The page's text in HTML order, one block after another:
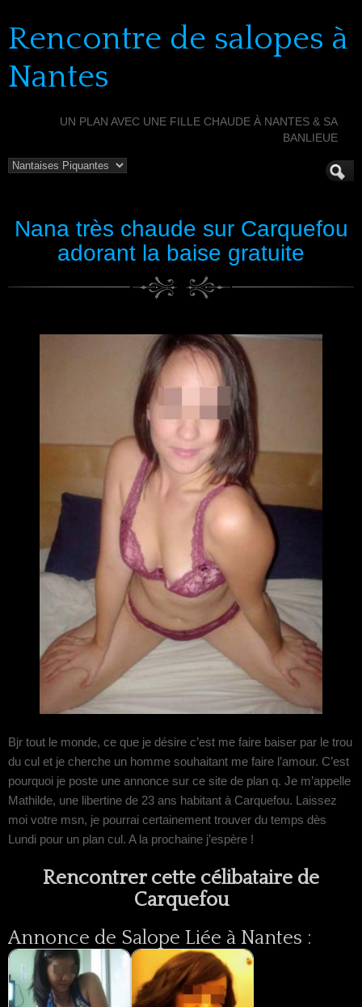
Rencontre de salopes à
Nantes
UN PLAN AVEC UNE FILLE CHAUDE À NANTES & SA
BANLIEUE
Nana très chaude sur Carquefou
adorant la baise gratuite
Bjr tout le monde, ce que je désire c’est me faire baiser par le trou
du cul et je cherche un homme souhaitant me faire l’amour. C’est
pourquoi je poste une annonce sur ce site de plan q. Je m’appelle
Mathilde, une libertine de 23 ans habitant à Carquefou. Laissez
moi votre msn, je pourrai certainement trouver du temps dès
Lundi pour un plan cul. A la prochaine j’espère !
Rencontrer cette célibataire de
Carquefou
Annonce de Salope Liée à Nantes :